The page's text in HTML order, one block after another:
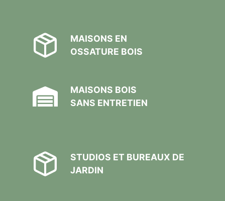
MAISONS EN
OSSATURE BOIS
MAISONS BOIS
SANS ENTRETIEN
STUDIOS ET BUREAUX DE
JARDIN